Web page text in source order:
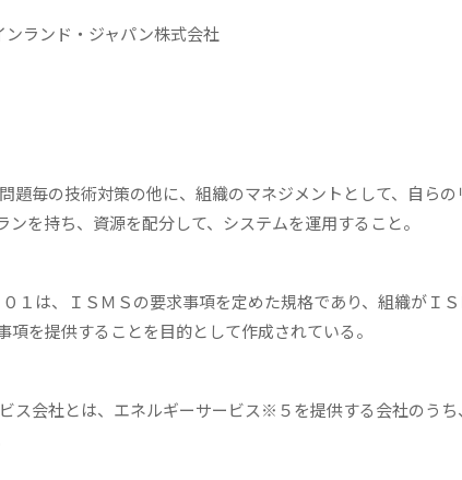
ランド・ジャパン株式会社
題毎の技術対策の他に、組織のマネジメントとして、自ら
ンを持ち、資源を配分して、システムを運用すること。
１は、ＩＳＭＳの要求事項を定めた規格であり、組織がＩ
を提供することを目的として作成されている。
ス会社とは、エネルギーサービス※５を提供する会社のう